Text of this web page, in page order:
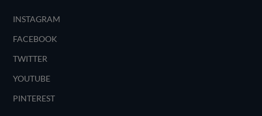
INSTAGRAM
FACEBOOK
TWITTER
YOUTUBE
PINTEREST